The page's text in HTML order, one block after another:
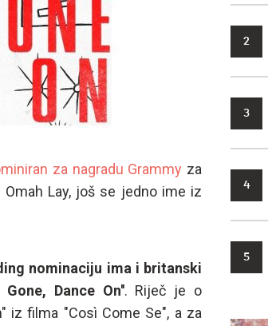
za nagradu Grammy za
Lay, još se jedno ime iz
nominaciju ima i britanski
Dance On''. Riječ je o
iz filma "Così Come Se", a za
2
3
4
5